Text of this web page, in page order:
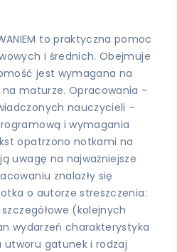
to praktyczna pomoc
i średnich. Obejmuje
jest wymagana na
maturze. Opracowania –
nauczycieli –
i wymagania
opatrzono notkami na
uwagę na najważniejsze
znalazły się
o autorze streszczenia:
(kolejnych
wydarzeń charakterystyka
gatunek i rodzaj